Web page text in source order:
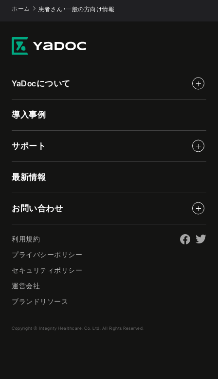
ホーム 患者さん・一般の方向け情報
YaDocについて
導入事例
サポート
最新情報
お問い合わせ
利用規約
プライバシーポリシー
セキュリティポリシー
運営会社
ブランドリソース
Copyright © Integrity Healthcare. Co. Ltd. All Rights Reserved.